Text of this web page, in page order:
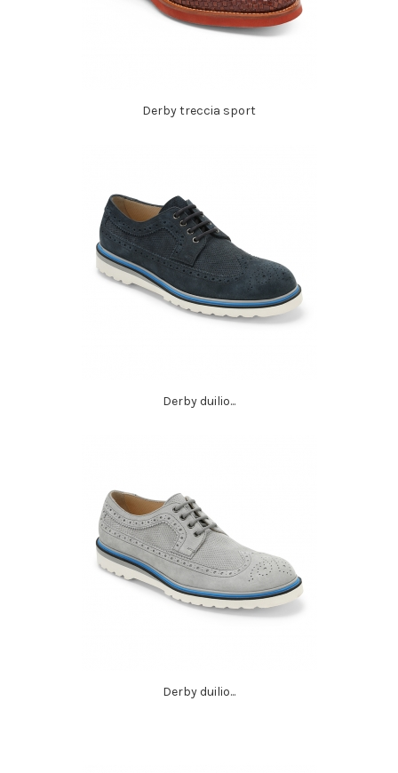
Derby treccia sport
Derby duilio...
Derby duilio...